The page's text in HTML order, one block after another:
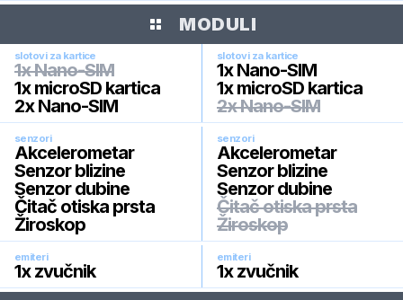
MODULI
slotovi za kartice
1x Nano-SIM
1x microSD kartica
2x Nano-SIM
slotovi za kartice
1x Nano-SIM
1x microSD kartica
2x Nano-SIM
senzori
Akcelerometar
Senzor blizine
Senzor dubine
Čitač otiska prsta
Žiroskop
senzori
Akcelerometar
Senzor blizine
Senzor dubine
Čitač otiska prsta
Žiroskop
emiteri
1x zvučnik
emiteri
1x zvučnik